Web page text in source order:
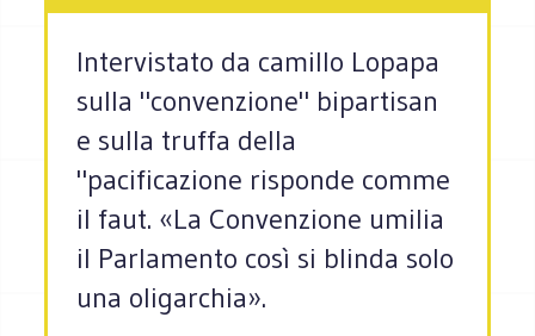
Intervistato da camillo Lopapa
sulla "convenzione" bipartisan
e sulla truffa della
"pacificazione risponde comme
il faut. «La Convenzione umilia
il Parlamento così si blinda solo
una oligarchia».